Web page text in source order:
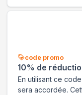
code promo
10% de
En utilisant ce
sera accordée.